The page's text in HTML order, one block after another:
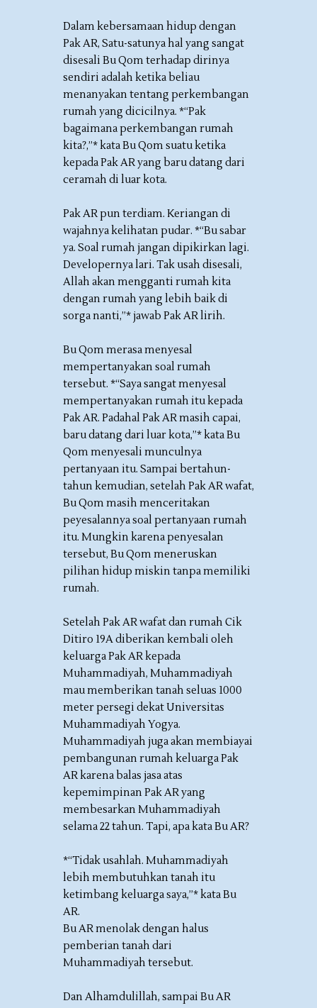
Dalam kebersamaan hidup dengan
Pak AR, Satu-satunya hal yang sangat
disesali Bu Qom terhadap dirinya
sendiri adalah ketika beliau
menanyakan tentang perkembangan
rumah yang dicicilnya. *“Pak
bagaimana perkembangan rumah
kita?,”* kata Bu Qom suatu ketika
kepada Pak AR yang baru datang dari
ceramah di luar kota.
Pak AR pun terdiam. Keriangan di
wajahnya kelihatan pudar. *“Bu sabar
ya. Soal rumah jangan dipikirkan lagi.
Developernya lari. Tak usah disesali,
Allah akan mengganti rumah kita
dengan rumah yang lebih baik di
sorga nanti,”* jawab Pak AR lirih.
Bu Qom merasa menyesal
mempertanyakan soal rumah
tersebut. *“Saya sangat menyesal
mempertanyakan rumah itu kepada
Pak AR. Padahal Pak AR masih capai,
baru datang dari luar kota,”* kata Bu
Qom menyesali munculnya
pertanyaan itu. Sampai bertahun-
tahun kemudian, setelah Pak AR wafat,
Bu Qom masih menceritakan
peyesalannya soal pertanyaan rumah
itu. Mungkin karena penyesalan
tersebut, Bu Qom meneruskan
pilihan hidup miskin tanpa memiliki
rumah.
Setelah Pak AR wafat dan rumah Cik
Ditiro 19A diberikan kembali oleh
keluarga Pak AR kepada
Muhammadiyah, Muhammadiyah
mau memberikan tanah seluas 1000
meter persegi dekat Universitas
Muhammadiyah Yogya.
Muhammadiyah juga akan membiayai
pembangunan rumah keluarga Pak
AR karena balas jasa atas
kepemimpinan Pak AR yang
membesarkan Muhammadiyah
selama 22 tahun. Tapi, apa kata Bu AR?
*“Tidak usahlah. Muhammadiyah
lebih membutuhkan tanah itu
ketimbang keluarga saya,”* kata Bu
AR.
Bu AR menolak dengan halus
pemberian tanah dari
Muhammadiyah tersebut.
Dan Alhamdulillah, sampai Bu AR